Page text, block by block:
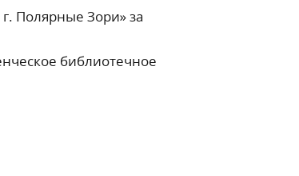
Полярные Зори» за
библиотечное